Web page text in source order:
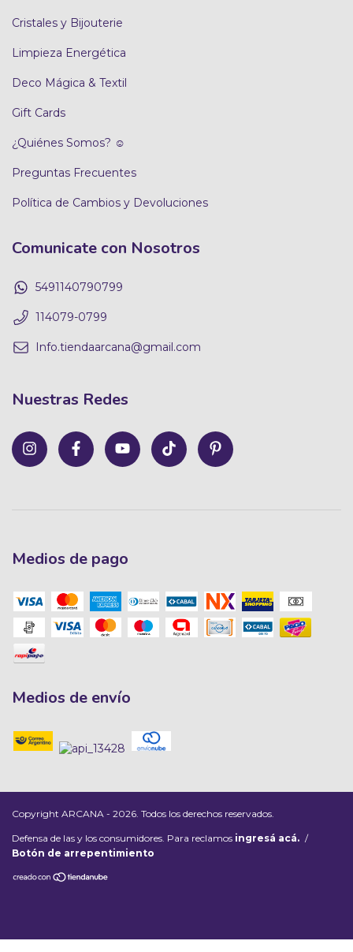
Cristales y Bijouterie
Limpieza Energética
Deco Mágica & Textil
Gift Cards
¿Quiénes Somos? ☺
Preguntas Frecuentes
Política de Cambios y Devoluciones
Comunicate con Nosotros
5491140790799
114079-0799
Info.tiendaarcana@gmail.com
Nuestras Redes
Medios de pago
Medios de envío
Copyright ARCANA - 2026. Todos los derechos reservados.
Defensa de las y los consumidores. Para reclamos ingresá acá. /
Botón de arrepentimiento